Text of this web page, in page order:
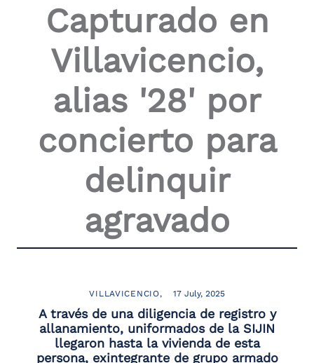
Capturado en
Villavicencio,
alias '28' por
concierto para
delinquir
agravado
VILLAVICENCIO 17 July, 2025
A través de una diligencia de registro y
allanamiento, uniformados de la SIJIN
llegaron hasta la vivienda de esta
persona, exintegrante de grupo armado